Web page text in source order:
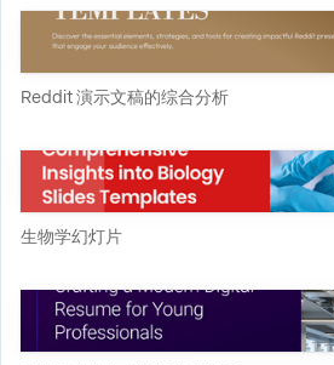
Reddit 演示文稿的综合分析
生物学幻灯片